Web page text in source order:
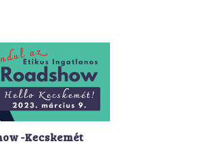
-Kecskemét